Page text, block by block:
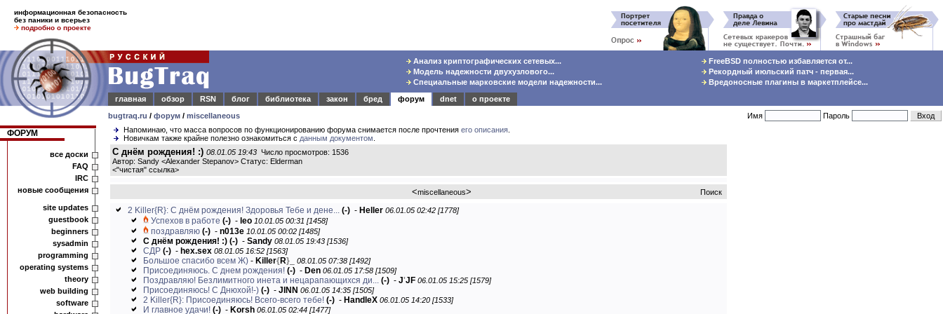
информационная безопасность
без паники и всерьез
подробно о проекте
Анализ криптографических сетевых...
Модель надежности двухузлового...
Специальные марковские модели надежности...
FreeBSD полностью избавляется от...
Рекордный июльский патч - первая...
Вредоносные плагины в маркетплейсе...
главная
обзор RSN блог библиотека закон бред форум dnet
о проекте
bugtraq.ru / форум / miscellaneous Имя Пароль
ФОРУМ
все доски
FAQ
IRC
новые сообщения
site updates
guestbook
beginners
sysadmin
programming
operating systems
theory
web building
software
Напоминаю, что масса вопросов по функционированию форума снимается после прочтения его описания
Новичкам также крайне полезно ознакомиться с данным документом
С днём рождения! :) 08.01.05 19:43 Число просмотров: 1536
Автор: Sandy <Alexander Stepanov> Статус: Elderman
<"чистая" ссылка>
<miscellaneous> Поиск
2 Killer{R}: С днём рождения! Здоровья Тебе и дене... (-) - Heller 06.01.05 02:42 [1778]
Успехов в работе (-) - leo 10.01.05 00:31 [1458]
поздравляю (-) - n013e 10.01.05 00:02 [1485]
С днём рождения! :) (-) - Sandy 08.01.05 19:43 [1536]
CДР (-) - hex.sex 08.01.05 16:52 [1563]
Большое спасибо всем Ж) - Killer{R} 08.01.05 07:38 [1492]
Присоединяюсь. С днем рождения! (-) - Den 06.01.05 17:58 [1509]
Поздравляю! Безлимитного инета и нецарапающихся ди... (-) - J'JF 06.01.05 15:25 [1579]
Присоединяюсь! С Днюхой!-) (-) - JINN 06.01.05 14:35 [1505]
2 Killer{R}: Присоединяюсь! Всего-всего тебе! (-) - HandleX 06.01.05 14:20 [1533]
И главное удачи! (-) - Korsh 06.01.05 02:44 [1477]